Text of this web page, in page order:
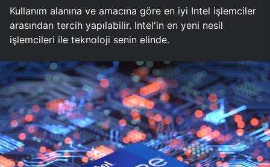
Kullanım alanına ve amacına göre en iyi Intel işlemciler
arasından tercih yapılabilir. Intel'in en yeni nesil
işlemcileri ile teknoloji senin elinde.